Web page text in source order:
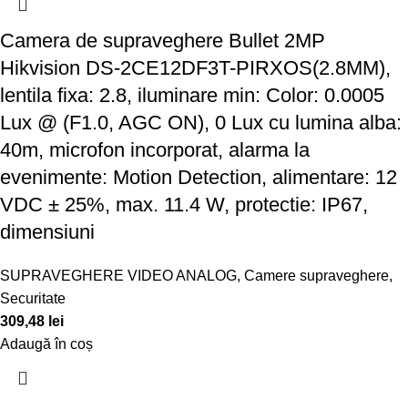
Camera de supraveghere Bullet 2MP
Hikvision DS-2CE12DF3T-PIRXOS(2.8MM),
lentila fixa: 2.8, iluminare min: Color: 0.0005
Lux @ (F1.0, AGC ON), 0 Lux cu lumina alba:
40m, microfon incorporat, alarma la
evenimente: Motion Detection, alimentare: 12
VDC ± 25%, max. 11.4 W, protectie: IP67,
dimensiuni
SUPRAVEGHERE VIDEO ANALOG, Camere supraveghere,
Securitate
309,48 lei
Adaugă în coș